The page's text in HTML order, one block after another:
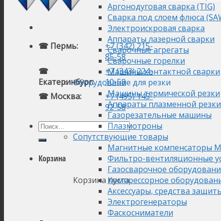
☎ Пермь:
+7 (342) 215-
85-58
☎
Екатеринбург:
+7 (343) 224-
10-58
☎ Москва:
+7 (495) 145-
92-58
Корзина
Корзина пуста.
Аргонодуговая сварка (TIG)
Сварка под слоем флюса
Электроискровая сварка
Аппараты лазерной сварки
Сварочные агрегаты
Сварочные горелки
Машины контактной сварки
Оборудование для резки
Машины термической резки
Аппараты плазменной резки
Газорезательные машины
Плазмотроны
Сопутствующие товары
Магнитные компенсаторы
Фильтро-вентиляционные
Газосварочное
Компрессорное
Аксессуары, средства
Электрогенераторы
Фаскосниматели